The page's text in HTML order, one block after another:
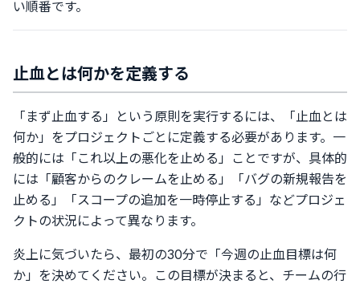
い順番です。
止血とは何かを定義する
「まず止血する」という原則を実行するには、「止血とは
何か」をプロジェクトごとに定義する必要があります。一
般的には「これ以上の悪化を止める」ことですが、具体的
には「顧客からのクレームを止める」「バグの新規報告を
止める」「スコープの追加を一時停止する」などプロジェ
クトの状況によって異なります。
炎上に気づいたら、最初の30分で「今週の止血目標は何
か」を決めてください。この目標が決まると、チームの行